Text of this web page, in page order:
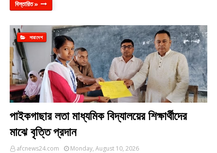
বিস্তারিত »
সারাদেশ
পাইকগাছার লতা মাধ্যমিক বিদ্যালয়ের শিক্ষার্থীদের
মাঝে বৃত্তি প্রদান
afcnews24.com Monday, August 10, 2026